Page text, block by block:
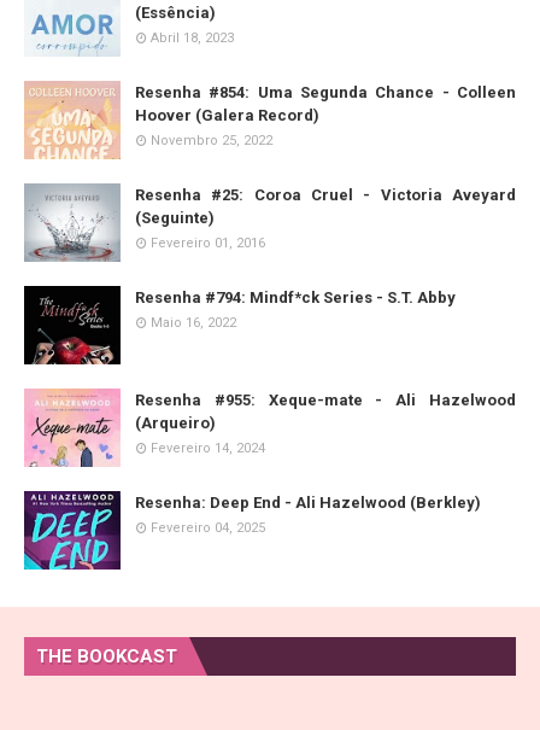
(Essência)
Abril 18, 2023
Resenha #854: Uma Segunda Chance - Colleen
Hoover (Galera Record)
Novembro 25, 2022
Resenha #25: Coroa Cruel - Victoria Aveyard
(Seguinte)
Fevereiro 01, 2016
Resenha #794: Mindf*ck Series - S.T. Abby
Maio 16, 2022
Resenha #955: Xeque-mate - Ali Hazelwood
(Arqueiro)
Fevereiro 14, 2024
Resenha: Deep End - Ali Hazelwood (Berkley)
Fevereiro 04, 2025
THE BOOKCAST